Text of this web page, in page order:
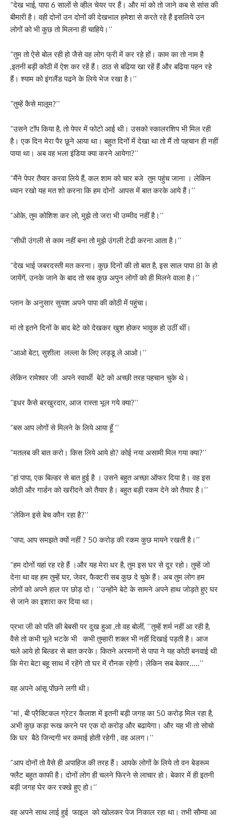
“देख भाई, पापा 6 सालों से व्हील चेयर पर हैं। और मां को तो जाने कब से सांस की
बीमारी है। वही दोनों उन दोनों की देखभाल हमेशा से करते रहे हैं इसलिये उन
लोगों को भी कुछ तो मिलना ही चाहिये।‘’
“तुम तो ऐसे बोल रही हो जैसे वह लोग फ्री में कर रहे हों। काम का तो नाम है
,इतनी बड़ी कोठी में ऐश कर रहें हैं। ठाठ से बढिया खा रहें हैं और बढिया पहन रहे
हैं। श्याम को इंगलैंड पढने के लिये भेज रखा है।‘’
“तुम्हें कैसे मालूम?’’
“उसने टॉप किया है, तो पेपर में फोटो आई थी। उसको स्कालरशिप भी मिल रही
है। एक दिन मेरा पैर छूने आया था। बहुत दिनों में देखा था तो मैं तो पहचान ही नहीं
पाया था। अब वह भला इंडिया क्या करने आयेगा?’’
“मैंने पेपर तैयार करवा लिये हैं, कल शाम को चार बजे तुम पहुंच जाना । लेकिन
ध्यान रखो यह मत शो करना कि हम दोनों आपस में बात करके आये हैं।‘’
“ओके, तुम कोशिश कर लो, मुझे तो जरा भी उम्मीद नहीं है।‘’
“सीधी उंगली से काम नहीं बना तो मुझे उंगली टेढी करना आता है।‘’
“देख भाई जबरदस्ती मत करना। कुछ दिनों की तो बात है, इस साल पापा 81 के हो
जायेंगें, उनके जाने के बाद तो सब कुछ अपुन लोगों को ही मिलने वाला है।‘’
प्लान के अनुसार सुयश अपने पापा की कोठी में पहुंचा।
मां तो इतने दिनों के बाद बेटे को देखकर खुश होकर भावुक हो उठीं थीं।
“आओ बेटा, सुशीला लल्ला के लिए लड्डू ले आओ।‘’
लेकिन रामेश्वर जी अपने स्वार्थी बेटे को अच्छी तरह पहचान चुके थे।
“इधर कैसे बरखुरदार, आज रास्ता भूल गये क्या?’’
“बस आप लोगों से मिलने के लिये आया हूँ ‘’
“मतलब की बात करो। किस लिये आये हो? कोई नया असामी मिल गया क्या?’’
“हां पापा, एक बिल्डर से बात हुई है । उसने बहुत अच्छा ऑफर दिया है। वह इस
कोठी और गार्डन को खरीदने को तैयार है। बहुत बड़ी रकम देने को तैयार है।‘’
“लेकिन इसे बेच कौन रहा है?’’
“पापा, आप समझते क्यों नहीं ? 50 करोड़ की रकम कुछ मायने रखती है।‘’
“हम दोनों यहां रह रहे हैं ।और यह मेरा धर है, तुम इस घर से दूर रहो। तुम्हें जो
देना था वह हम तुम्हें घर, जेवर, फैक्टरी सब कुछ दे चुके हैं। अब तुम लोग हम
लोगों को अपने हाल पर छोड़ दो। ‘’उन्होंने बेटे के सामने अपने हाथ जोड़ते हुए घर
से जाने का इशारा कर दिया था।
प्रभा जी को पति की बेबसी पर दुख हुआ ,तो वह बोलीं, ‘’तुम्हें शर्म नहीं आ रही है,
वैसे तो कभी भूले भटके भी कभी तुम्हारी शक्ल भी नहीं दिखाई पड़ती है। आज
चले आये हो बिल्डर से बात करके। कितने अरमानों से पापा ने यह कोठी बनवाई थी
कि मेरा बेटा बहू साथ में रहेंगे तो घर में रौनक रहेगी। लेकिन सब बेकार…..’’
वह अपने आंसू पोंछने लगी थी।
“मां , बी प्रैक्टिकल ग्रेटर कैलाश में इतनी बड़ी जगह का 50 करोड़ मिल रहा है,
अभी कुछ कड़ा रूख करने पर एक दो करोड़ और बढायेगा। और यह भी तो सोचो
कि घर बैठे जिन्दगी भर कमाई होती रहेगी , वह अलग।‘’
“आप दोनों तो वैसे ही अपाहिज की तरह हैं। आपके लोगों के लिये तो वन बेडरूम
फ्लैट बहुत काफी है। दोनों लोग ही चलने फिरने से लाचार हो। बेकार में ही इतनी
बड़ी जगह घेर कर रक्खे हुए हो।‘’
वह अपने साथ लाई हुई फाइल को खोलकर पेज निकाल रहा था। तभी सौम्या आ